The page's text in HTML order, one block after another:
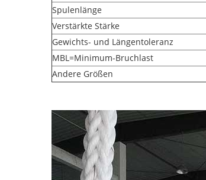
Spulenlänge
Verstärkte Stärke
Gewichts- und Längentoleranz
MBL=Minimum-Bruchlast
Andere Größen